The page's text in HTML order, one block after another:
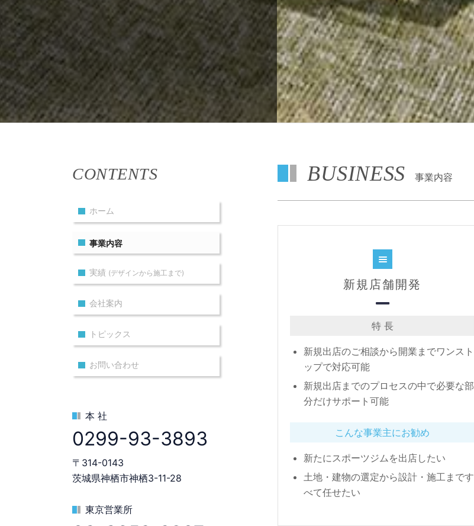
BUSINESS 事業内容
新規店舗開発
特 長
新規出店のご相談から開業までワンスト
ップで対応可能
新規出店までのプロセスの中で必要な部
分だけサポート可能
こんな事業主にお勧め
新たにスポーツジムを出店したい
土地・建物の選定から設計・施工まです
べて任せたい
CONTENTS
ホーム
事業内容
実績 (デザインから施工まで)
会社案内
トピックス
お問い合わせ
本 社
0299-93-3893
〒314-0143
茨城県神栖市神栖3-11-28
東京営業所